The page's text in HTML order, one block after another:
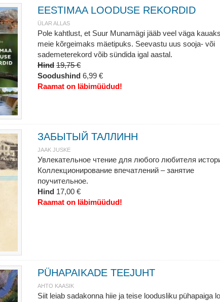
EESTIMAA LOODUSE REKORDID
ÜLAR ALLAS
Pole kahtlust, et Suur Munamägi jääb veel väga kauaks
meie kõrgeimaks mäetipuks. Seevastu uus sooja- või
sademeterekord võib sündida igal aastal.
Hind 19,75 €
Soodushind 6,99 €
Raamat on läbimüüdud!
ЗАБЫТЫЙ ТАЛЛИНН
JAAK JUSKE
Увлекательное чтение для любого любителя
Коллекционирование впечатлений – занятие
поучительное.
Hind 17,00 €
Raamat on läbimüüdud!
PÜHAPAIKADE TEEJUHT
AHTO KAASIK
Siit leiab sadakonna hiie ja teise loodusliku pühapaiga